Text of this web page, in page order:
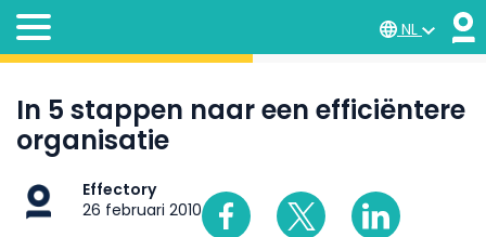
NL
In 5 stappen naar een efficiëntere
organisatie
Effectory
26 februari 2010